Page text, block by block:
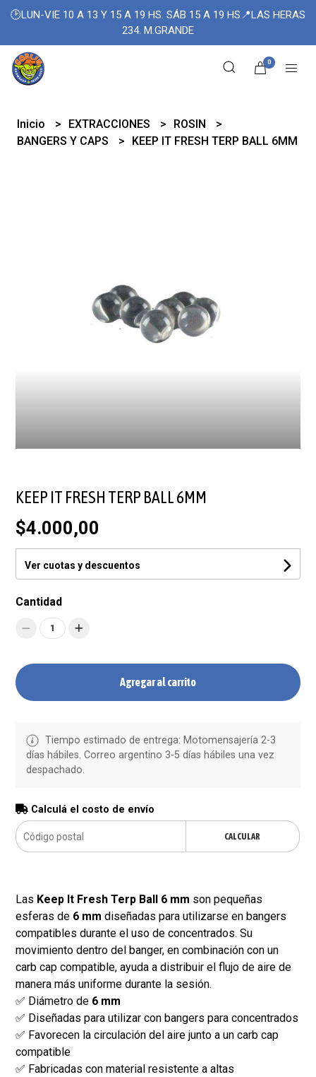
🕑LUN-VIE 10 A 13 Y 15 A 19 HS. SÁB 15 A 19 HS📍LAS HERAS
234. M.GRANDE
0
Inicio EXTRACCIONES
ROSIN
BANGERS Y CAPS
KEEP IT FRESH TERP BALL 6MM
KEEP IT FRESH TERP BALL 6MM
$4.000,00
Ver cuotas y descuentos
Cantidad
1
Agregar al carrito
Tiempo estimado de entrega: Motomensajería 2-3
días hábiles. Correo argentino 3-5 días hábiles una vez
despachado.
Calculá el costo de envío
CALCULAR
Las Keep It Fresh Terp Ball 6 mm son pequeñas
esferas de 6 mm diseñadas para utilizarse en bangers
compatibles durante el uso de concentrados. Su
movimiento dentro del banger, en combinación con un
carb cap compatible, ayuda a distribuir el flujo de aire de
manera más uniforme durante la sesión.
✅ Diámetro de 6 mm
✅ Diseñadas para utilizar con bangers para concentrados
✅ Favorecen la circulación del aire junto a un carb cap
compatible
✅ Fabricadas con material resistente a altas